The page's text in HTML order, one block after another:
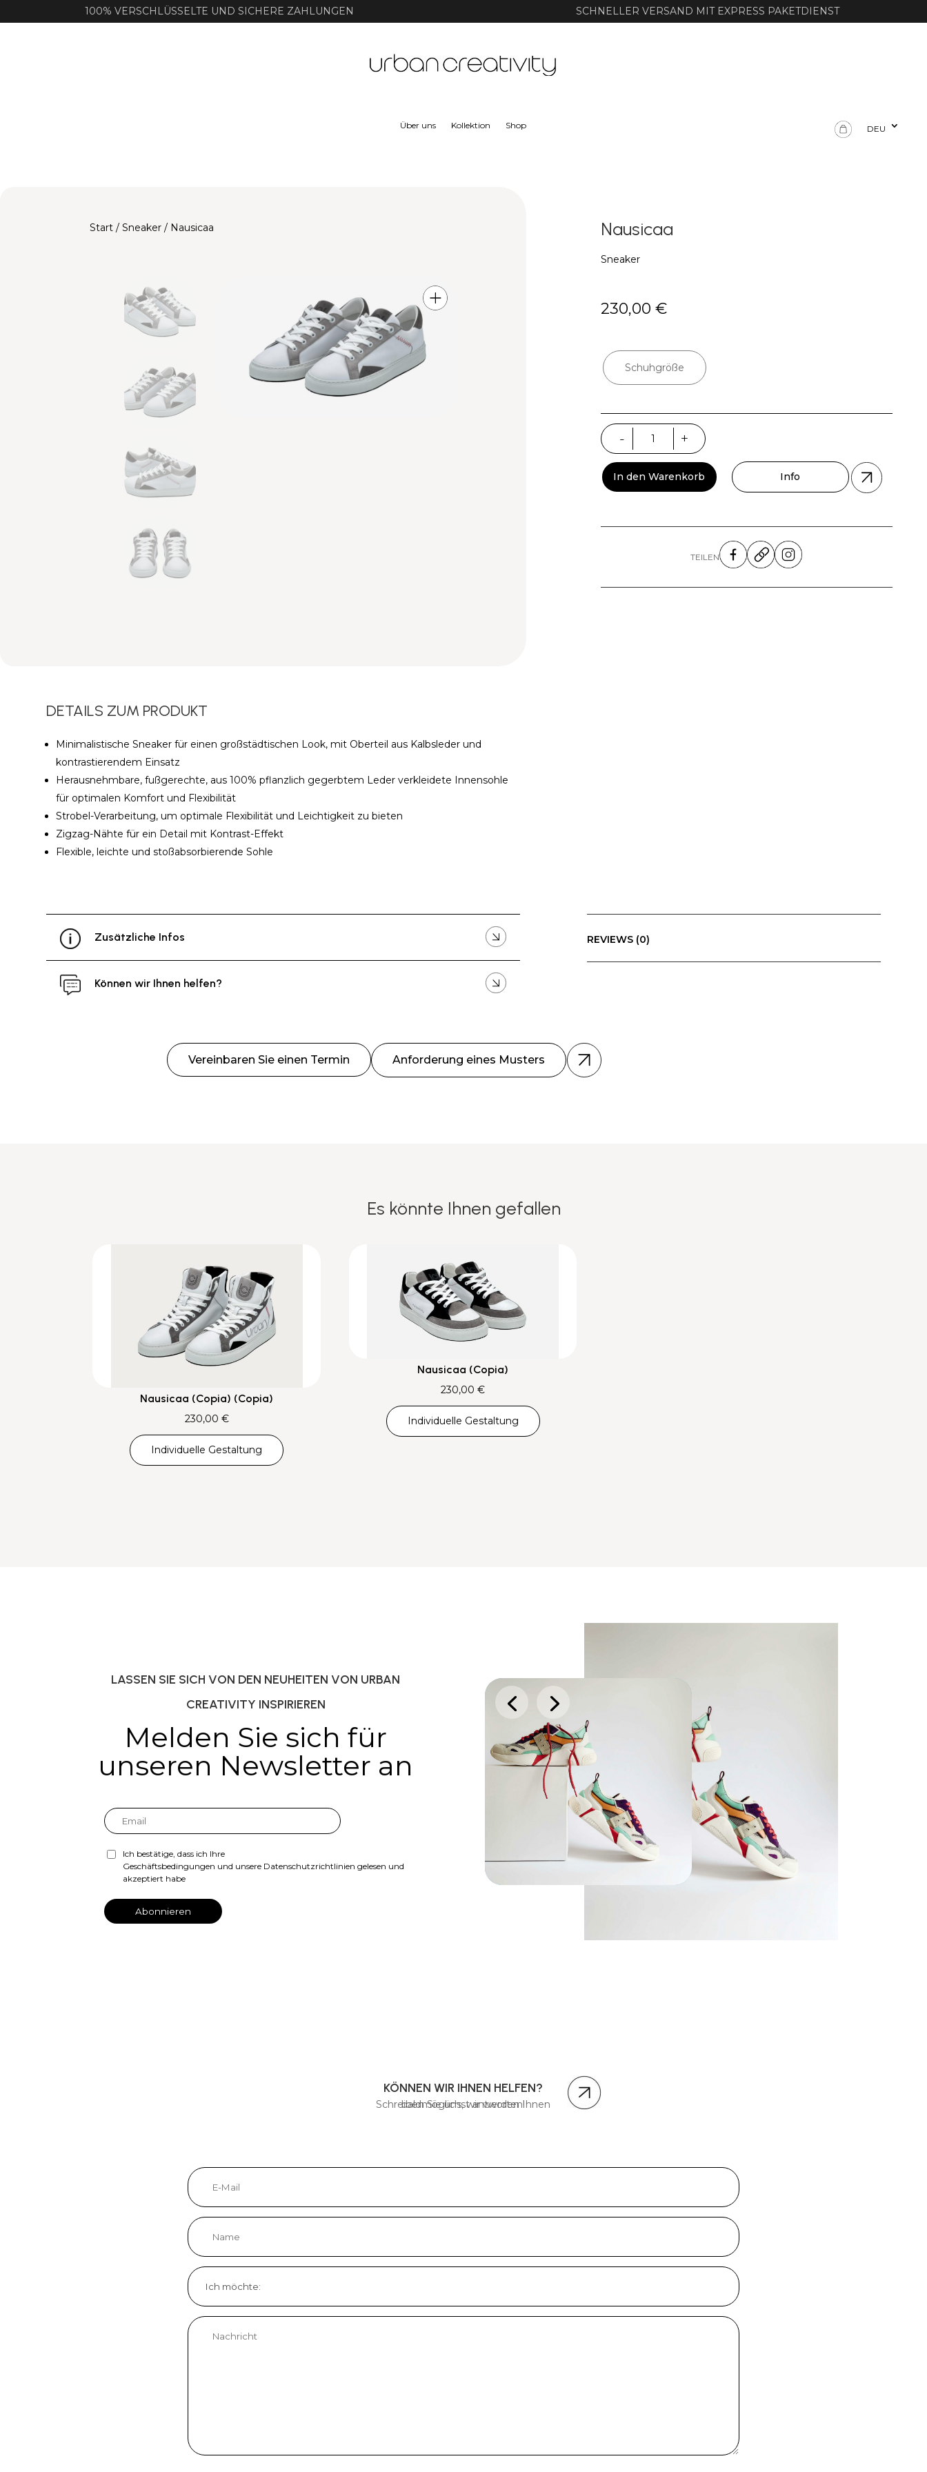
100% VERSCHLÜSSELTE UND SICHERE ZAHLUNGEN SCHNELLER VERSAND MIT EXPRESS PAKETDIENST
Über uns Kollektion Shop DEU
Start / Sneaker / Nausicaa Nausicaa
Sneaker
230,00 €
Schuhgröße
Nausicaa
Menge
- +
In den Warenkorb Info
TEILEN
DETAILS ZUM PRODUKT
Minimalistische Sneaker für einen großstädtischen Look, mit Oberteil aus Kalbsleder und
kontrastierendem Einsatz
Herausnehmbare, fußgerechte, aus 100% pflanzlich gegerbtem Leder verkleidete Innensohle
für optimalen Komfort und Flexibilität
Strobel-Verarbeitung, um optimale Flexibilität und Leichtigkeit zu bieten
Zigzag-Nähte für ein Detail mit Kontrast-Effekt
Flexible, leichte und stoßabsorbierende Sohle
Zusätzliche Infos
Können wir Ihnen helfen?
REVIEWS (0)
Vereinbaren Sie einen Termin Anforderung eines Musters
Es könnte Ihnen gefallen
Nausicaa (Copia) (Copia)
230,00 €
Individuelle Gestaltung
Nausicaa (Copia)
230,00€
Individuelle Gestaltung
LASSEN SIE SICH VON DEN NEUHEITEN VON URBAN
CREATIVITY INSPIRIEREN
Melden Sie sich für
unseren Newsletter an
Ich bestätige, dass ich Ihre
Geschäftsbedingungen und unsere Datenschutzrichtlinien gelesen und
akzeptiert habe
KÖNNEN WIR IHNEN HELFEN?
Schreiben Sie uns, wir werden Ihnen baldmöglichst antworten!